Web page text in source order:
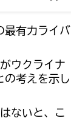
最有力ライバ
ウクライナ
の考えを示し
ないと、こ